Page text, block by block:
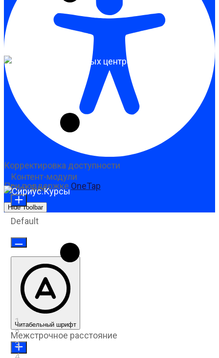
Корректировка доступности
При поддержке OneTap
Hide Toolbar
Контент-модули
Font Size
Default
Читабельный шрифт
Межстрочное расстояние